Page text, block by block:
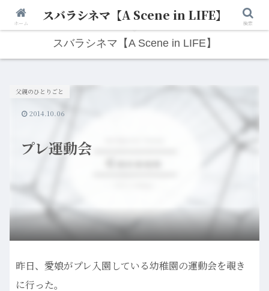
人生は“ひとりごと”から始まる。映画と写真と日々のこと。
スバラシネマ【A Scene in LIFE】
プレ運動会
父親のひとりごと
2014.10.06
昨日、愛娘がプレ入園している幼稚園の運動会を覗き
に行った。
ホーム スバラシネマ【A Scene in LIFE】 検索